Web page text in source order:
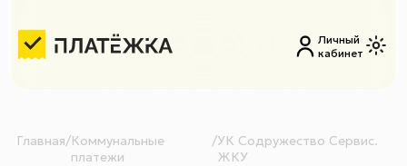
Личный
кабинет
Главная/Коммунальные
платежи
/УК Содружество Сервис.
ЖКУ